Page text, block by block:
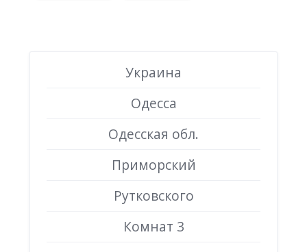
Украина
Одесса
Одесская обл.
Приморский
Рутковского
Комнат 3